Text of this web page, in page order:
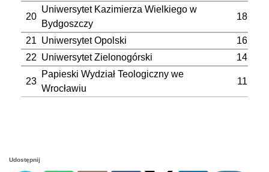
20
Uniwersytet Kazimierza Wielkiego w
Bydgoszczy
18
21 Uniwersytet Opolski
16
22 Uniwersytet Zielonogórski 14
23
Papieski Wydział Teologiczny we
Wrocławiu
11
Udostępnij